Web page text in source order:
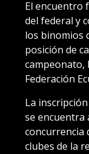
El encuentro
del federal y
los binomios
posición de
campeonato,
Federación
La
se encuentra
concurrencia
clubes de la